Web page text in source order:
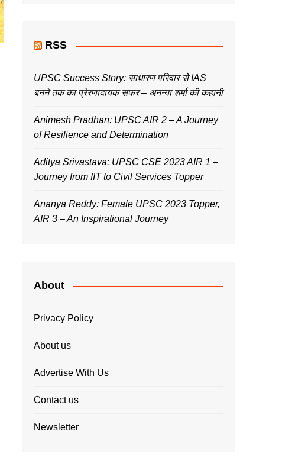
RSS
UPSC Success Story: साधारण परिवार से IAS
बनने तक का प्रेरणादायक सफर – अनन्या शर्मा की कहानी
Animesh Pradhan: UPSC AIR 2 – A Journey
of Resilience and Determination
Aditya Srivastava: UPSC CSE 2023 AIR 1 –
Journey from IIT to Civil Services Topper
Ananya Reddy: Female UPSC 2023 Topper,
AIR 3 – An Inspirational Journey
About
Privacy Policy
About us
Advertise With Us
Contact us
Newsletter